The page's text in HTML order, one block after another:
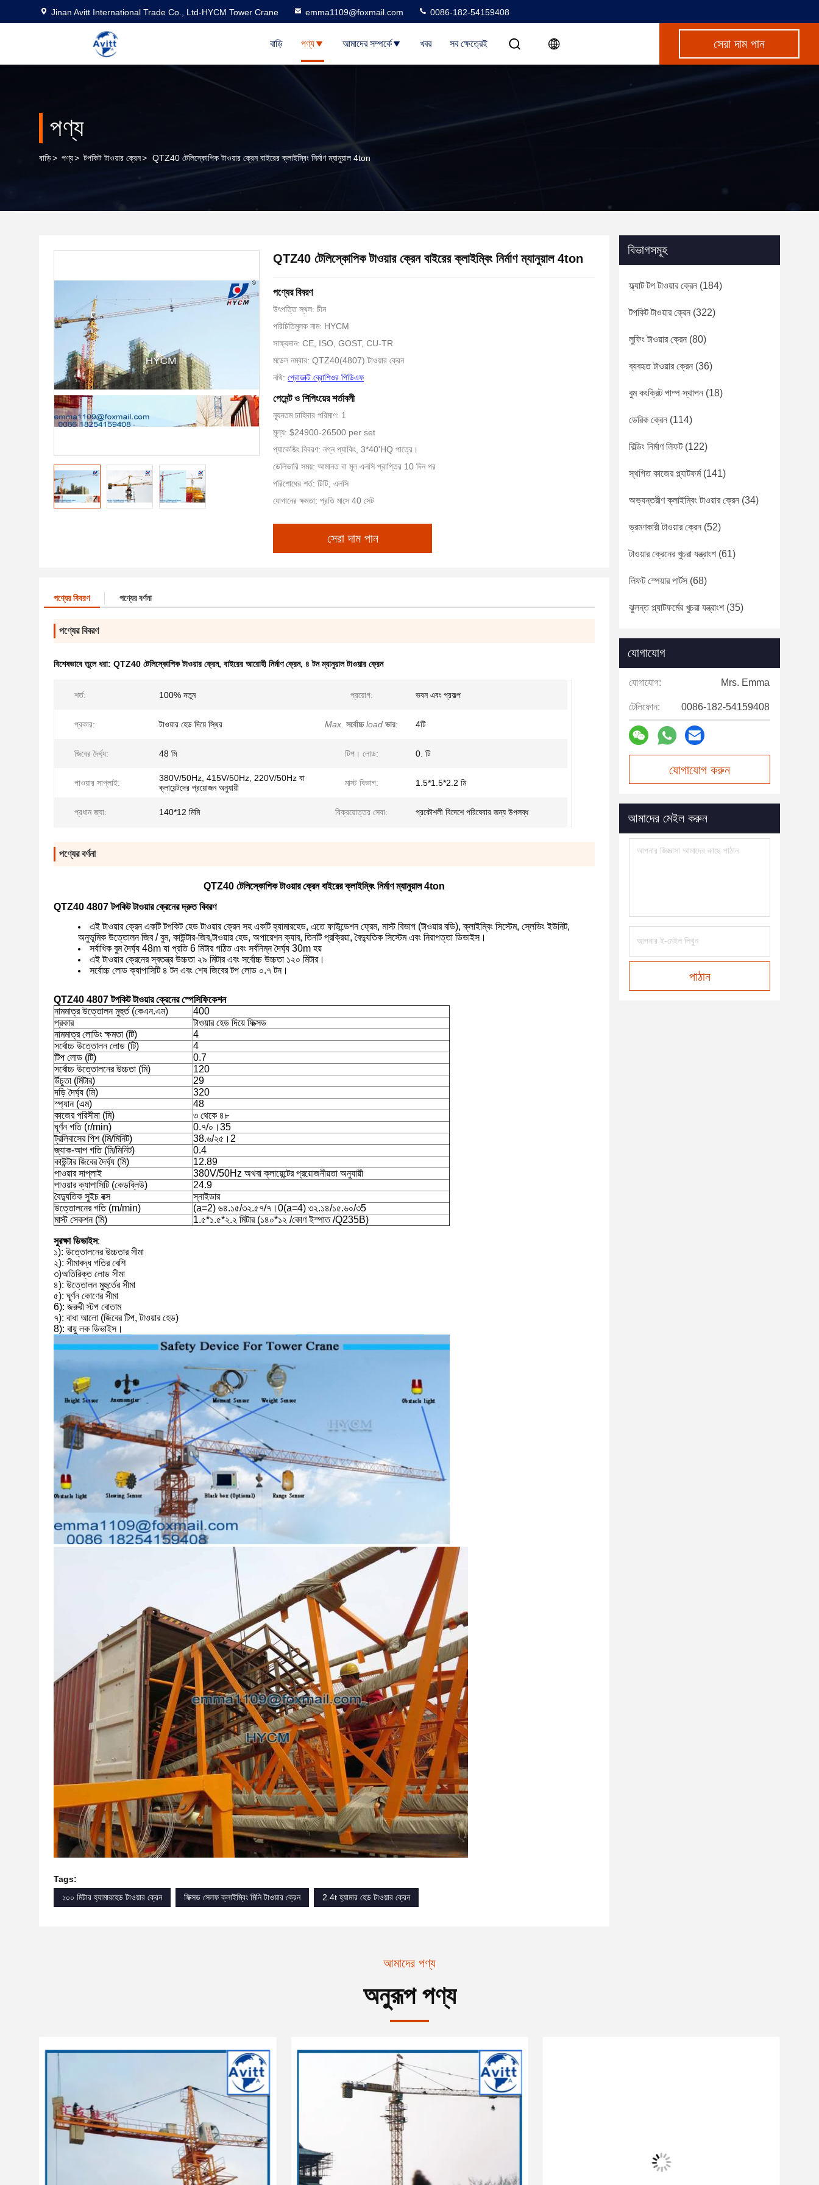
Jinan Avitt International Trade Co., Ltd-HYCM Tower Crane emma1109@foxmail.com 0086-182-54159408
বাড়ি পণ্য আমাদের সম্পর্কে খবর সব ক্ষেত্রেই সেরা দাম পান
পণ্য
বাড়ি> পণ্য> টপকিট টাওয়ার ক্রেন> QTZ40 টেলিস্কোপিক টাওয়ার ক্রেন বাইরের ক্লাইম্বিং নির্মাণ ম্যানুয়াল 4ton
QTZ40 টেলিস্কোপিক টাওয়ার ক্রেন বাইরের ক্লাইম্বিং নির্মাণ ম্যানুয়াল 4ton
পণ্যের বিবরণ
উৎপত্তি স্থল: চীন
পরিচিতিমুলক নাম: HYCM
সাক্ষ্যদান: CE, ISO, GOST, CU-TR
মডেল নম্বার: QTZ40(4807) টাওয়ার ক্রেন
নথি: প্রোডাক্ট ব্রোশিওর পিডিএফ
পেমেন্ট ও শিপিংয়ের শর্তাবলী
ন্যূনতম চাহিদার পরিমাণ: 1
মূল্য: $24900-26500 per set
প্যাকেজিং বিবরণ: নগ্ন প্যাকিং, 3*40'HQ পাত্রে।
ডেলিভারি সময়: আমানত বা মূল এলসি প্রাপ্তির 10 দিন পর
পরিশোধের শর্ত: টিটি, এলসি
যোগানের ক্ষমতা: প্রতি মাসে 40 সেট
সেরা দাম পান
পণ্যের বিবরণ পণ্যের বর্ণনা
পণ্যের বিবরণ
বিশেষভাবে তুলে ধরা: QTZ40 টেলিস্কোপিক টাওয়ার ক্রেন, বাইরের আরোহী নির্মাণ ক্রেন, ৪ টন ম্যানুয়াল টাওয়ার ক্রেন
শর্ত: 100% নতুন প্রয়োগ: ভবন এবং প্রকল্প
প্রকার: টাওয়ার হেড দিয়ে স্থির Max. সর্বোচ্চ load ভার: 4টি
জিবের দৈর্ঘ্য: 48 মি টিপ। লোড: 0. টি
পাওয়ার সাপ্লাই:
380V/50Hz, 415V/50Hz, 220V/50Hz বা
ক্লায়েন্টদের প্রয়োজন অনুযায়ী
মাস্ট বিভাগ: 1.5*1.5*2.2 মি
প্রধান জ্যা: 140*12 মিমি বিক্রয়োত্তর সেবা: প্রকৌশলী বিদেশে পরিষেবার জন্য উপলব্ধ
পণ্যের বর্ণনা
QTZ40 টেলিস্কোপিক টাওয়ার ক্রেন বাইরের ক্লাইম্বিং নির্মাণ ম্যানুয়াল 4ton
QTZ40 4807 টপকিট টাওয়ার ক্রেনের দ্রুত বিবরণ
এই টাওয়ার ক্রেন একটি টপকিট হেড টাওয়ার ক্রেন সহ একটি হ্যামারহেড, এতে ফাউন্ডেশন ফ্রেম, মাস্ট বিভাগ (টাওয়ার বডি), ক্লাইম্বিং সিস্টেম, স্লেভিং ইউনিট,
অনুভূমিক উত্তোলন জিব / বুম, কাউন্টার-জিব,টাওয়ার হেড, অপারেশন ক্যাব, তিনটি প্রক্রিয়া, বৈদ্যুতিক সিস্টেম এবং নিরাপত্তা ডিভাইস।
সর্বাধিক বুম দৈর্ঘ্য 48m যা প্রতি 6 মিটার গঠিত এবং সর্বনিম্ন দৈর্ঘ্য 30m হয়
এই টাওয়ার ক্রেনের স্বতন্ত্র উচ্চতা ২৯ মিটার এবং সর্বোচ্চ উচ্চতা ১২০ মিটার।
সর্বোচ্চ লোড ক্যাপাসিটি ৪ টন এবং শেষ জিবের টপ লোড ০.৭ টন।
QTZ40 4807 টপকিট টাওয়ার ক্রেনের স্পেসিফিকেশন
নামমাত্র উত্তোলন মুহুর্ত (কেএন.এম)
400
প্রকার
টাওয়ার হেড দিয়ে ফিক্সড
নামমাত্র লোডিং ক্ষমতা (টি)
4
সর্বোচ্চ উত্তোলন লোড (টি)
4
টিপ লোড (টি)
0.7
সর্বোচ্চ উত্তোলনের উচ্চতা (মি)
120
উঁচুতা (মিটার)
29
দড়ি দৈর্ঘ্য (মি)
320
স্প্যান (এম)
48
কাজের পরিসীমা (মি)
৩ থেকে ৪৮
ঘূর্ণন গতি (r/min)
0.৭/০।35
ট্রলিবাসের পিশ (মি/মিনিট)
38.৬/২৫।2
জ্যাক-আপ গতি (মি/মিনিট)
0.4
কাউন্টার জিবের দৈর্ঘ্য (মি)
12.89
পাওয়ার সাপ্লাই
380V/50Hz অথবা ক্লায়েন্টের প্রয়োজনীয়তা অনুযায়ী
পাওয়ার ক্যাপাসিটি (কেডব্লিউ)
24.9
বৈদ্যুতিক সুইচ বক্স
স্নাইডার
উত্তোলনের গতি (m/min)
(a=2) ৬৪.১৫/৩২.৫৭/৭।0(a=4) ৩২.১৪/১৫.৬০/৩5
মাস্ট সেকশন (মি)
1.৫*১.৫*২.২ মিটার (১৪০*১২ /কোণ ইস্পাত /Q235B)
সুরক্ষা ডিভাইস:
১): উত্তোলনের উচ্চতার সীমা
২): সীমাবদ্ধ গতির বেশি
৩)অতিরিক্ত লোড সীমা
৪): উত্তোলন মুহুর্তের সীমা
৫): ঘূর্ণন কোণের সীমা
6): জরুরী স্টপ বোতাম
৭): বাধা আলো (জিবের টিপ, টাওয়ার হেড)
8): বায়ু লক ডিভাইস।
Tags:
১০০ মিটার হ্যামারহেড টাওয়ার ক্রেন
ফিক্সড সেলফ ক্লাইম্বিং মিনি টাওয়ার ক্রেন 2.4t হ্যামার হেড টাওয়ার ক্রেন
বিভাগসমূহ
ফ্ল্যাট টপ টাওয়ার ক্রেন (184)
টপকিট টাওয়ার ক্রেন (322)
লুফিং টাওয়ার ক্রেন (80)
ব্যবহৃত টাওয়ার ক্রেন (36)
বুম কংক্রিট পাম্প স্থাপন (18)
ডেরিক ক্রেন (114)
বিল্ডিং নির্মাণ লিফট(122)
স্থগিত কাজের প্ল্যাটফর্ম(141)
অভ্যন্তরীণ ক্লাইম্বিং টাওয়ার ক্রেন (34)
ভ্রমণকারী টাওয়ার ক্রেন (52)
টাওয়ার ক্রেনের খুচরা যন্ত্রাংশ(61)
লিফট স্পেয়ার পার্টস (68)
ঝুলন্ত প্ল্যাটফর্মের খুচরা যন্ত্রাংশ(35)
যোগাযোগ
যোগাযোগ: Mrs. Emma
টেলিফোন: 0086-182-54159408
যোগাযোগ করুন
আমাদের মেইল করুন
পাঠান
আমাদের পণ্য
অনুরূপ পণ্য